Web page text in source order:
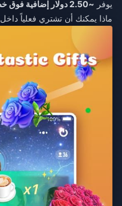
يوفر ~2.50 دولار إضافية فوق خصم الموزع
ماذا يمكنك أن تشتري فعلياً داخل YoHo بـ 7000 عملة؟